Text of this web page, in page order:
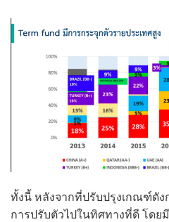
ทั้งนี้ หลังจากที่ปรับปรุงเกณฑ์ดัง
การปรับตัวไปในทิศทางที่ดี โด